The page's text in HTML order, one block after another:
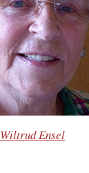
Wiltrud Ensel